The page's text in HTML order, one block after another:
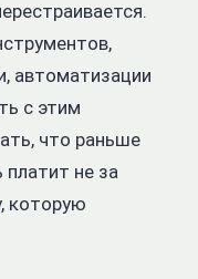
автоматизации
с этим
что раньше
не за
которую